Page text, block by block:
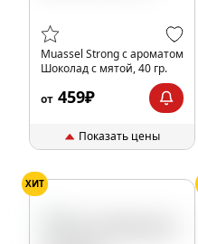
Muassel Strong с ароматом
Шоколад с мятой, 40 гр.
от 459₽
Показать цены
ХИТ